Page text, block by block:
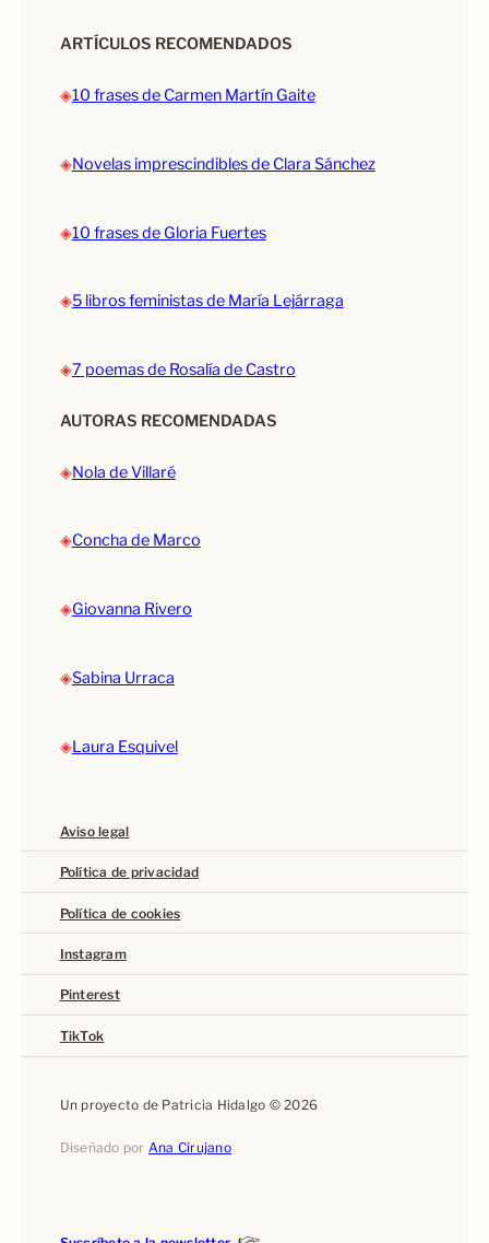
ARTÍCULOS RECOMENDADOS
◈10 frases de Carmen Martín Gaite
◈Novelas imprescindibles de Clara Sánchez
◈10 frases de Gloria Fuertes
◈5 libros feministas de María Lejárraga
◈7 poemas de Rosalía de Castro
AUTORAS RECOMENDADAS
◈Nola de Villaré
◈Concha de Marco
◈Giovanna Rivero
◈Sabina Urraca
◈Laura Esquivel
Aviso legal
Política de privacidad
Política de cookies
Instagram
Pinterest
TikTok
Un proyecto de Patricia Hidalgo © 2026
Diseñado por Ana Cirujano